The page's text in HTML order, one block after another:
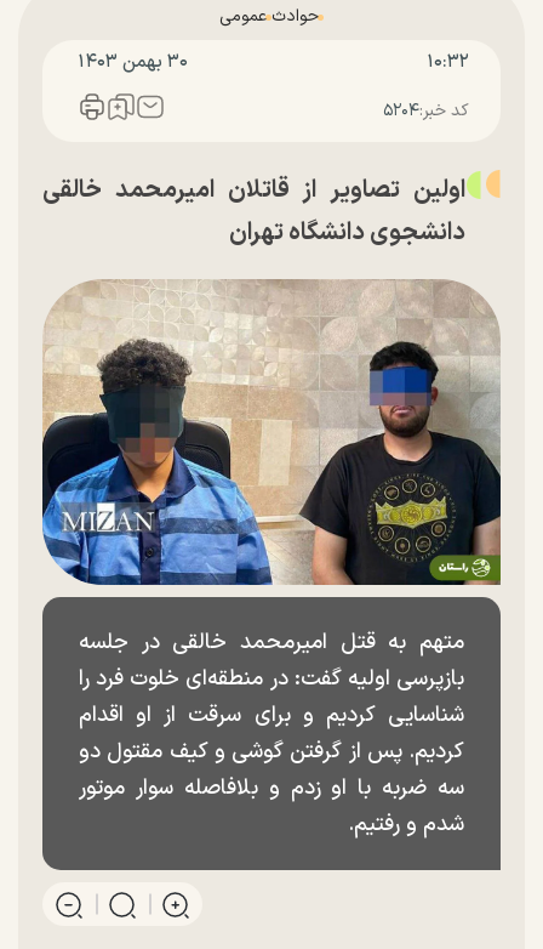
حوادث عمومی
۱۰:۳۲ ۳۰ بهمن ۱۴۰۳
کد خبر:۵۲۰۴
اولین تصاویر از قاتلان امیرمحمد خالقی
دانشجوی دانشگاه تهران
متهم به قتل امیرمحمد خالقی در جلسه
بازپرسی اولیه گفت: در منطقه‌ای خلوت فرد را
شناسایی کردیم و برای سرقت از او اقدام
کردیم. پس از گرفتن گوشی و کیف مقتول دو
سه ضربه با او زدم و بلافاصله سوار موتور
شدم و رفتیم.